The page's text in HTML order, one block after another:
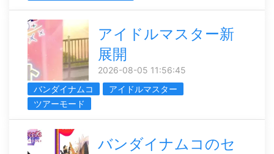
アイドルマスター新
展開
2026-08-05 11:56:45
バンダイナムコ
アイドルマスター
ツアーモード
バンダイナムコのセ